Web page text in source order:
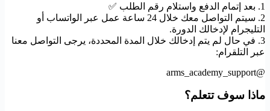
1. بعد إتمام الدفع واستلام رقم الطلب ✅
2. سيتم التواصل معك خلال 24 ساعة عمل عبر الواتساب أو
التليجرام لإدخالك الدورة.
3. في حال لم يتم إدخالك خلال المدة المحددة، يرجى التواصل معنا
عبر التلقرام:
@arms_academy_support
ماذا سوف تتعلم؟